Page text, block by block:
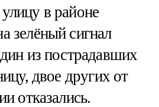
в районе
сигнал
из пострадавших
двое других от
отказались.